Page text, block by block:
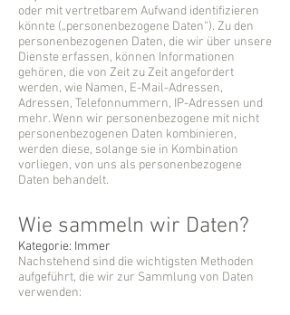
oder mit vertretbarem Aufwand identifizieren
könnte („personenbezogene Daten“). Zu den
personenbezogenen Daten, die wir über unsere
Dienste erfassen, können Informationen
gehören, die von Zeit zu Zeit angefordert
werden, wie Namen, E-Mail-Adressen,
Adressen, Telefonnummern, IP-Adressen und
mehr. Wenn wir personenbezogene mit nicht
personenbezogenen Daten kombinieren,
werden diese, solange sie in Kombination
vorliegen, von uns als personenbezogene
Daten behandelt.
Wie sammeln wir Daten?
Kategorie: Immer
Nachstehend sind die wichtigsten Methoden
aufgeführt, die wir zur Sammlung von Daten
verwenden: